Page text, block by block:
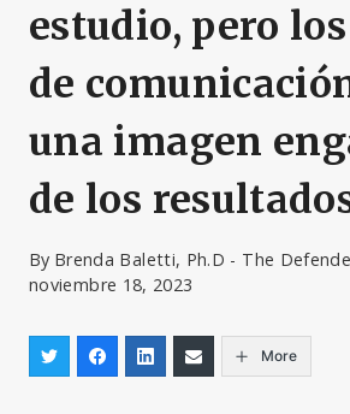
estudio, pero
de
una imagen
de los
By Brenda Baletti, Ph.D - The
noviembre 18, 2023
More